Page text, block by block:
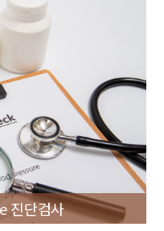
진단검사